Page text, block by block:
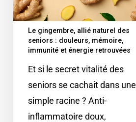
Le gingembre, allié naturel des
seniors : douleurs, mémoire,
immunité et énergie retrouvées
Et si le secret vitalité des
seniors se cachait dans une
simple racine ? Anti-
inflammatoire doux,